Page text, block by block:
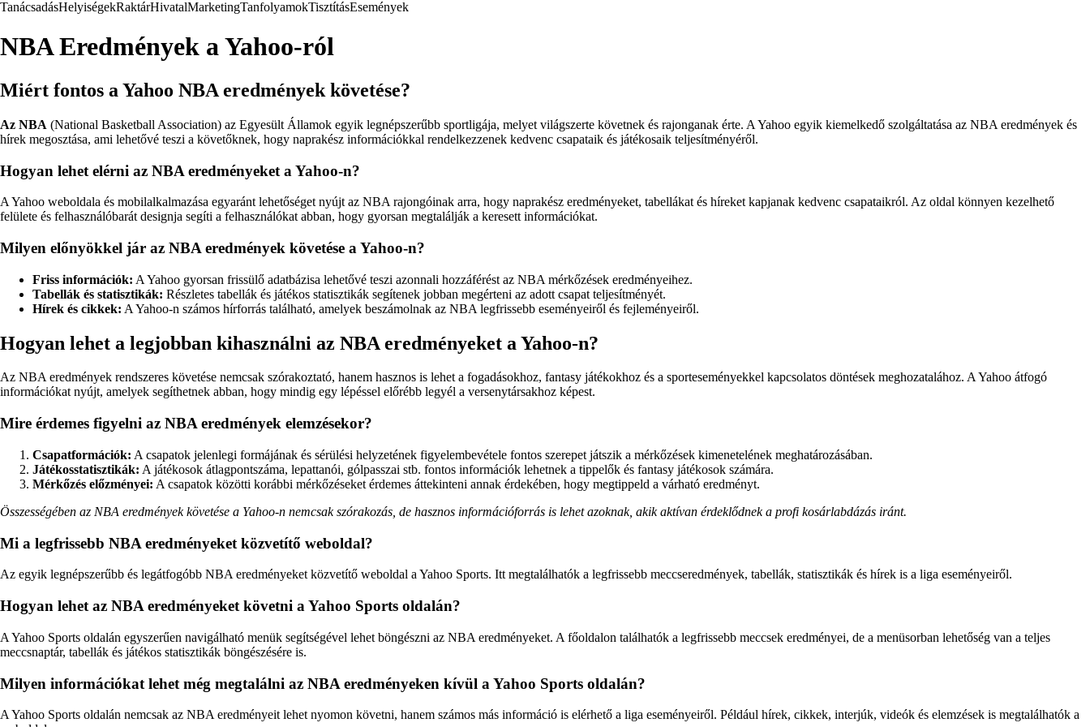
TanácsadásHelyiségekRaktárHivatalMarketingTanfolyamokTisztításEsemények
NBA Eredmények a Yahoo-ról
Miért fontos a Yahoo NBA eredmények követése?
Az NBA (National Basketball Association) az Egyesült Államok egyik legnépszerűbb sportligája, melyet világszerte követnek és rajonganak érte. A Yahoo egyik kiemelkedő szolgáltatása az NBA eredmények és
hírek megosztása, ami lehetővé teszi a követőknek, hogy naprakész információkkal rendelkezzenek kedvenc csapataik és játékosaik teljesítményéről.
Hogyan lehet elérni az NBA eredményeket a Yahoo-n?
A Yahoo weboldala és mobilalkalmazása egyaránt lehetőséget nyújt az NBA rajongóinak arra, hogy naprakész eredményeket, tabellákat és híreket kapjanak kedvenc csapataikról. Az oldal könnyen kezelhető
felülete és felhasználóbarát designja segíti a felhasználókat abban, hogy gyorsan megtalálják a keresett információkat.
Milyen előnyökkel jár az NBA eredmények követése a Yahoo-n?
Friss információk: A Yahoo gyorsan frissülő adatbázisa lehetővé teszi azonnali hozzáférést az NBA mérkőzések eredményeihez.
Tabellák és statisztikák: Részletes tabellák és játékos statisztikák segítenek jobban megérteni az adott csapat teljesítményét.
Hírek és cikkek: A Yahoo-n számos hírforrás található, amelyek beszámolnak az NBA legfrissebb eseményeiről és fejleményeiről.
Hogyan lehet a legjobban kihasználni az NBA eredményeket a Yahoo-n?
Az NBA eredmények rendszeres követése nemcsak szórakoztató, hanem hasznos is lehet a fogadásokhoz, fantasy játékokhoz és a sporteseményekkel kapcsolatos döntések meghozatalához. A Yahoo átfogó
információkat nyújt, amelyek segíthetnek abban, hogy mindig egy lépéssel előrébb legyél a versenytársakhoz képest.
Mire érdemes figyelni az NBA eredmények elemzésekor?
Csapatformációk: A csapatok jelenlegi formájának és sérülési helyzetének figyelembevétele fontos szerepet játszik a mérkőzések kimenetelének meghatározásában.
Játékosstatisztikák: A játékosok átlagpontszáma, lepattanói, gólpasszai stb. fontos információk lehetnek a tippelők és fantasy játékosok számára.
Mérkőzés előzményei: A csapatok közötti korábbi mérkőzéseket érdemes áttekinteni annak érdekében, hogy megtippeld a várható eredményt.
Összességében az NBA eredmények követése a Yahoo-n nemcsak szórakozás, de hasznos információforrás is lehet azoknak, akik aktívan érdeklődnek a profi kosárlabdázás iránt.
Mi a legfrissebb NBA eredményeket közvetítő weboldal?
Az egyik legnépszerűbb és legátfogóbb NBA eredményeket közvetítő weboldal a Yahoo Sports. Itt megtalálhatók a legfrissebb meccseredmények, tabellák, statisztikák és hírek is a liga eseményeiről.
Hogyan lehet az NBA eredményeket követni a Yahoo Sports oldalán?
A Yahoo Sports oldalán egyszerűen navigálható menük segítségével lehet böngészni az NBA eredményeket. A főoldalon találhatók a legfrissebb meccsek eredményei, de a menüsorban lehetőség van a teljes
meccsnaptár, tabellák és játékos statisztikák böngészésére is.
Milyen információkat lehet még megtalálni az NBA eredményeken kívül a Yahoo Sports oldalán?
A Yahoo Sports oldalán nemcsak az NBA eredményeit lehet nyomon követni, hanem számos más információ is elérhető a liga eseményeiről. Például hírek, cikkek, interjúk, videók és elemzések is megtalálhatók a